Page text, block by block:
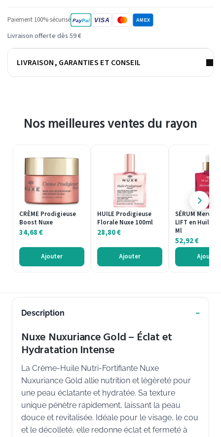
Paiement 100% sécurisé PayPal VISA AMEX
Livraison offerte dès 59 €
LIVRAISON, GARANTIES ET CONSEIL
Nos meilleures ventes du rayon
CRÈME Prodigieuse
Boost Nuxe
34,68€
Ajouter
HUILE Prodigieuse
Florale Nuxe 100ml
28,80€
Ajouter
SÉRUM
LIFT en Huile
Ml
52,92€
Ajouter
Description
Nuxe Nuxuriance Gold – Éclat et
Hydratation Intense
La Crème-Huile Nutri-Fortifiante Nuxe
Nuxuriance Gold allie nutrition et légèreté pour
une peau éclatante et hydratée. Sa texture
unique pénètre rapidement, laissant la peau
douce et revitalisée. Idéale pour le visage, le cou
et le décolleté, elle redonne éclat et fermeté à